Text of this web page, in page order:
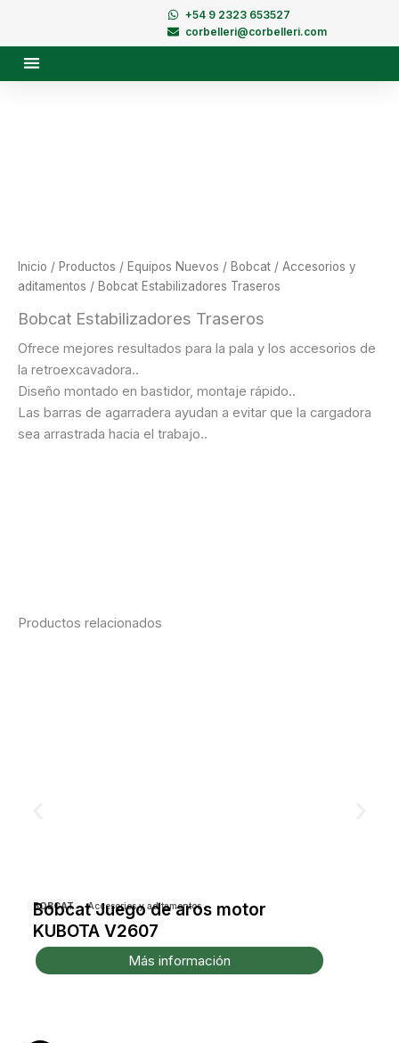
+54 9 2323 653527
corbelleri@corbelleri.com
Inicio / Productos / Equipos Nuevos / Bobcat / Accesorios y
aditamentos / Bobcat Estabilizadores Traseros
Bobcat Estabilizadores Traseros
Ofrece mejores resultados para la pala y los accesorios de
la retroexcavadora..
Diseño montado en bastidor, montaje rápido..
Las barras de agarradera ayudan a evitar que la cargadora
sea arrastrada hacia el trabajo..
Productos relacionados
BOBCAT Accesorios y aditamentos
Bobcat Juego de aros motor
KUBOTA V2607
Más información